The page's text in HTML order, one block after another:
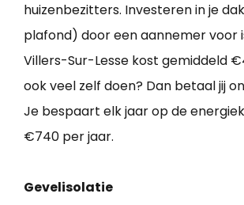
huizenbezitters. Investeren in je
plafond) door een aannemer voor
Villers-Sur-Lesse kost gemiddeld
ook veel zelf doen? Dan betaal jij
Je bespaart elk jaar op de
€740 per jaar.
Gevelisolatie